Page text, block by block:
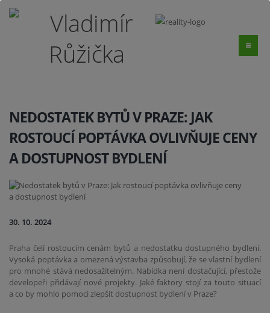
NEDOSTATEK BYTŮ V PRAZE: JAK
ROSTOUCÍ POPTÁVKA OVLIVŇUJE CENY
A DOSTUPNOST BYDLENÍ
30. 10. 2024
Praha čelí rostoucím cenám bytů a nedostatku dostupného bydlení.
Vysoká poptávka a omezená výstavba způsobují, že se vlastní bydlení
pro mnohé stává nedosažitelným. Nabídka není dostačující, přestože
developeři přidávají nové projekty. Jaké faktory stojí za touto situací
a co by mohlo pomoci zlepšit dostupnost bydlení v Praze?